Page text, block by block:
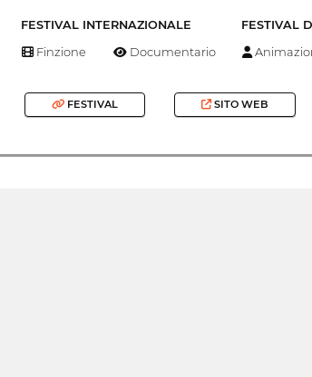
FESTIVAL INTERNAZIONALE FESTIVAL
Finzione Documentario
FESTIVAL SITO WEB